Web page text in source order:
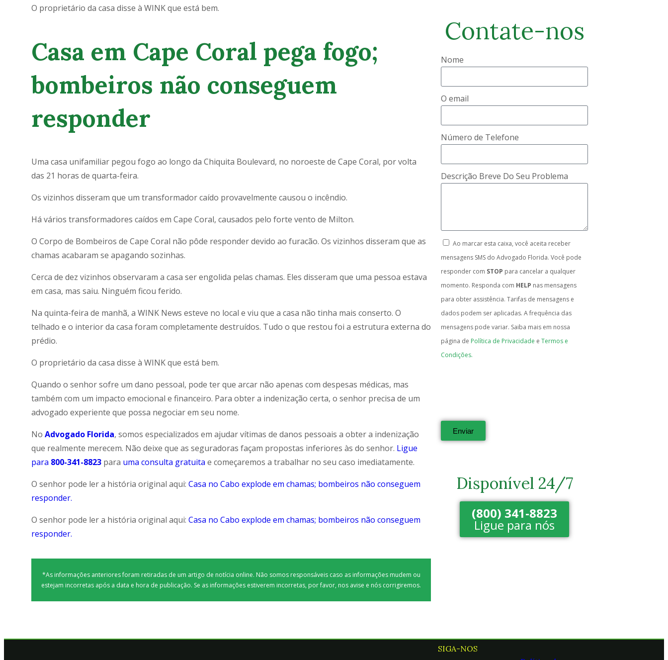
O proprietário da casa disse à WINK que está bem.
Casa em Cape Coral pega fogo;
bombeiros não conseguem
responder
Uma casa unifamiliar pegou fogo ao longo da Chiquita Boulevard, no noroeste de Cape Coral, por volta
das 21 horas de quarta-feira.
Os vizinhos disseram que um transformador caído provavelmente causou o incêndio.
Há vários transformadores caídos em Cape Coral, causados pelo forte vento de Milton.
O Corpo de Bombeiros de Cape Coral não pôde responder devido ao furacão. Os vizinhos disseram que as
chamas acabaram se apagando sozinhas.
Cerca de dez vizinhos observaram a casa ser engolida pelas chamas. Eles disseram que uma pessoa estava
em casa, mas saiu. Ninguém ficou ferido.
Na quinta-feira de manhã, a WINK News esteve no local e viu que a casa não tinha mais conserto. O
telhado e o interior da casa foram completamente destruídos. Tudo o que restou foi a estrutura externa do
prédio.
O proprietário da casa disse à WINK que está bem.
Quando o senhor sofre um dano pessoal, pode ter que arcar não apenas com despesas médicas, mas
também com um impacto emocional e financeiro. Para obter a indenização certa, o senhor precisa de um
advogado experiente que possa negociar em seu nome.
No Advogado Florida, somos especializados em ajudar vítimas de danos pessoais a obter a indenização
que realmente merecem. Não deixe que as seguradoras façam propostas inferiores às do senhor. Ligue
para 800-341-8823 para uma consulta gratuita e começaremos a trabalhar no seu caso imediatamente.
O senhor pode ler a história original aqui: Casa no Cabo explode em chamas; bombeiros não conseguem
responder.
O senhor pode ler a história original aqui: Casa no Cabo explode em chamas; bombeiros não conseguem
responder.
*As informações anteriores foram retiradas de um artigo de notícia online. Não somos responsáveis caso as informações mudem ou
estejam incorretas após a data e hora de publicação. Se as informações estiverem incorretas, por favor, nos avise e nós corrigiremos.
Contate-nos
Nome
O email
Número de Telefone
Descrição Breve Do Seu Problema
Ao marcar esta caixa, você aceita receber
mensagens SMS do Advogado Florida. Você pode
responder com STOP para cancelar a qualquer
momento. Responda com HELP nas mensagens
para obter assistência. Tarifas de mensagens e
dados podem ser aplicadas. A frequência das
mensagens pode variar. Saiba mais em nossa
página de Política de Privacidade eTermos e
Condições.
Enviar
Disponível 24/7
(800) 341-8823
Ligue para nós
SIGA-NOS